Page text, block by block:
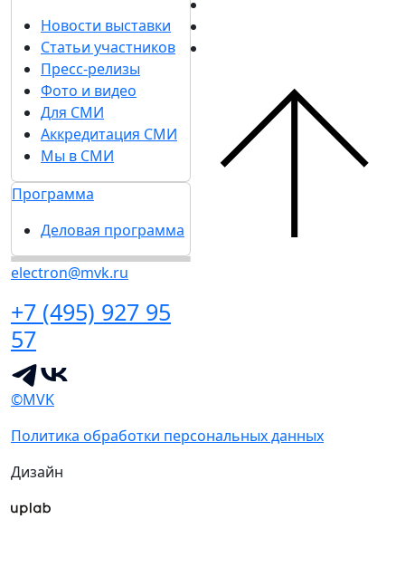
Новости выставки
Статьи участников
Пресс-релизы
Фото и видео
Для СМИ
Аккредитация СМИ
Мы в СМИ
Программа
Деловая программа
electron@mvk.ru
+7 (495) 927 95
57
©MVK
Политика обработки персональных данных
Дизайн